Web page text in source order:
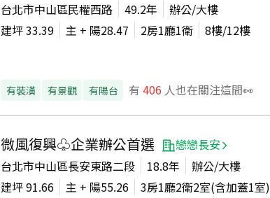
台北市中山區民權西路
49.2年
辦公/大樓
建坪33.39 主 + 陽28.47 2房1廳1衛 8樓/12樓
有裝潢 有景觀 有陽台 有 406 人也在關注這間👀
微風復興♧企業辦公首選
戀戀長安
台北市中山區長安東路二段
18.8年
辦公/大樓
建坪91.66 主 + 陽55.26 3房1廳2衛2室(含加蓋1室)